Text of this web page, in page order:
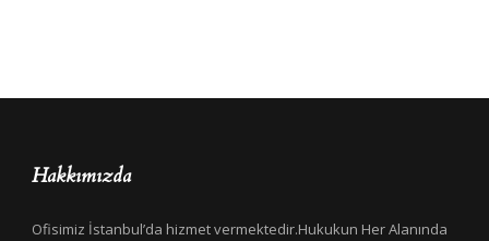
Hakkımızda
Ofisimiz İstanbul’da hizmet vermektedir.Hukukun Her Alanında